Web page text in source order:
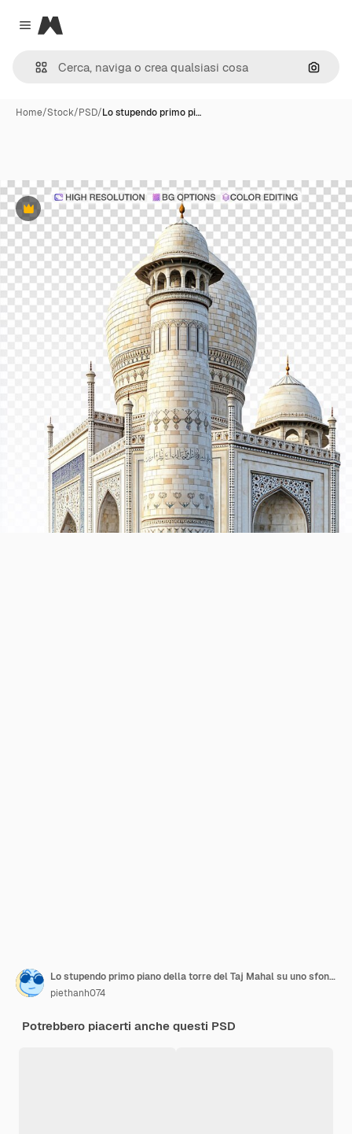
Close menu
Magnific
Cerca
Home/Stock/PSD/Lo stupendo primo pi…
Premium
Lo stupendo primo piano della torre del Taj Mahal su uno sfondo bianco
piethanh074
Potrebbero piacerti anche questi PSD